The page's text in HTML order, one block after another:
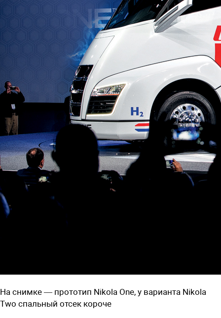
На снимке — прототип Nikola One, у варианта Nikola
Two спальный отсек короче